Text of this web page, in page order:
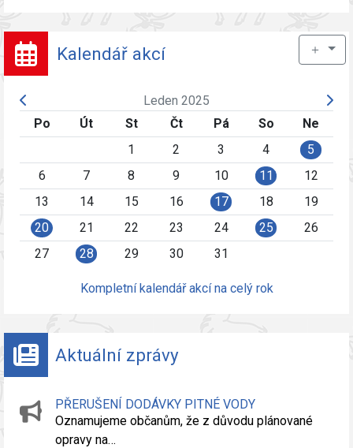
Kalendář akcí ＋
Leden 2025
Po
Út St Čt Pá So
Ne
1
2 3 4
5
6
7 8 9 10 11
12
13
14 15 16 17 18
19
20
21 22 23 24 25
26
27
28 29 30 31
Kompletní kalendář akcí na celý rok
Aktuální zprávy
PŘERUŠENÍ DODÁVKY PITNÉ VODY
Oznamujeme občanům, že z důvodu plánované
opravy na…